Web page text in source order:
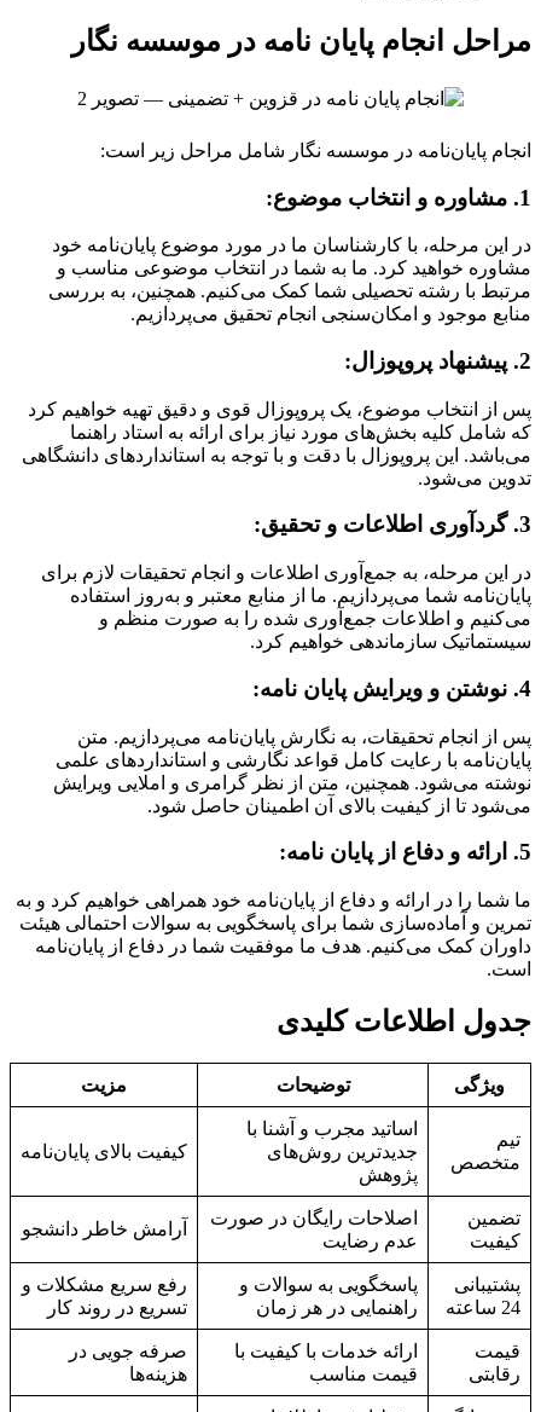
مراحل انجام پایان نامه در موسسه نگار
انجام پایان‌نامه در موسسه نگار شامل مراحل زیر است:
1. مشاوره و انتخاب موضوع:
در این مرحله، با کارشناسان ما در مورد موضوع پایان‌نامه خود
مشاوره خواهید کرد. ما به شما در انتخاب موضوعی مناسب و
مرتبط با رشته تحصیلی شما کمک می‌کنیم. همچنین، به بررسی
منابع موجود و امکان‌سنجی انجام تحقیق می‌پردازیم.
2. پیشنهاد پروپوزال:
پس از انتخاب موضوع، یک پروپوزال قوی و دقیق تهیه خواهیم کرد
که شامل کلیه بخش‌های مورد نیاز برای ارائه به استاد راهنما
می‌باشد. این پروپوزال با دقت و با توجه به استانداردهای دانشگاهی
تدوین می‌شود.
3. گردآوری اطلاعات و تحقیق:
در این مرحله، به جمع‌آوری اطلاعات و انجام تحقیقات لازم برای
پایان‌نامه شما می‌پردازیم. ما از منابع معتبر و به‌روز استفاده
می‌کنیم و اطلاعات جمع‌آوری شده را به صورت منظم و
سیستماتیک سازماندهی خواهیم کرد.
4. نوشتن و ویرایش پایان نامه:
پس از انجام تحقیقات، به نگارش پایان‌نامه می‌پردازیم. متن
پایان‌نامه با رعایت کامل قواعد نگارشی و استانداردهای علمی
نوشته می‌شود. همچنین، متن از نظر گرامری و املایی ویرایش
می‌شود تا از کیفیت بالای آن اطمینان حاصل شود.
5. ارائه و دفاع از پایان نامه:
ما شما را در ارائه و دفاع از پایان‌نامه خود همراهی خواهیم کرد و به
تمرین و آماده‌سازی شما برای پاسخگویی به سوالات احتمالی هیئت
داوران کمک می‌کنیم. هدف ما موفقیت شما در دفاع از پایان‌نامه
است.
جدول اطلاعات کلیدی
ویژگی توضیحات مزیت
تیم
متخصص
اساتید مجرب و آشنا با
جدیدترین روش‌های
پژوهش
کیفیت بالای پایان‌نامه
تضمین
کیفیت
اصلاحات رایگان در صورت
عدم رضایت
آرامش خاطر دانشجو
پشتیبانی
24 ساعته
پاسخگویی به سوالات و
راهنمایی در هر زمان
رفع سریع مشکلات و
تسریع در روند کار
قیمت
رقابتی
ارائه خدمات با کیفیت با
قیمت مناسب
صرفه جویی در
هزینه‌ها